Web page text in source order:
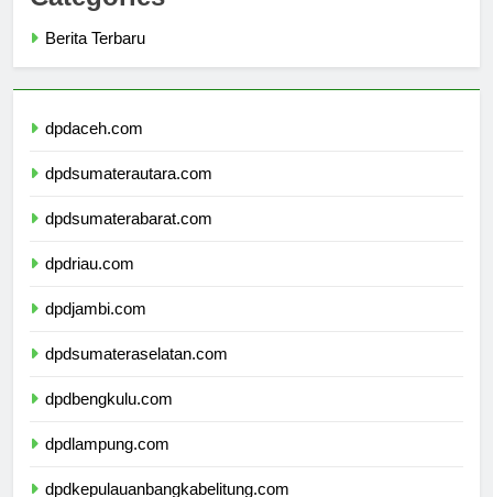
Categories